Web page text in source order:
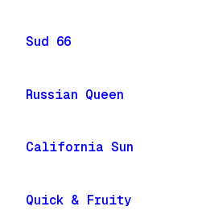
Sud 66
Russian Queen
California Sun
Quick & Fruity